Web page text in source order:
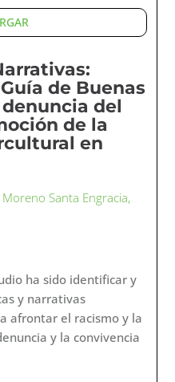
de Buenas
del
de la
en
Moreno Santa Engracia,
ha sido identificar y
y narrativas
afrontar el racismo y la
y la convivencia